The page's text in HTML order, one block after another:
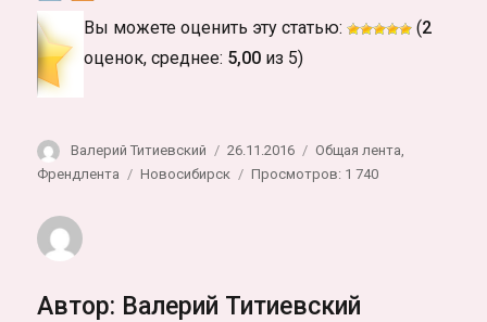
Вы можете оценить эту статью: (2
оценок, среднее: 5,00 из 5)
Автор
Валерий Титиевский Опубликовано
26.11.2016 Рубрики
Общая лента,
Френдлента
Метки
Новосибирск Просмотров: 1 740
Автор: Валерий Титиевский